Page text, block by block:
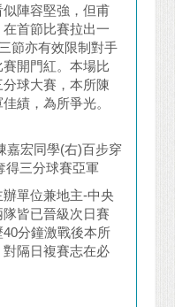
陣容堅強，但甫
首節比賽拉出一
節亦有效限制對手
開門紅。本場比
球大賽，本所陳
績，為所爭光。
嘉宏同學(右)百步穿
得三分球賽亞軍
單位兼地主-中央
皆已晉級次日賽
分鐘激戰後本所
隔日複賽志在必